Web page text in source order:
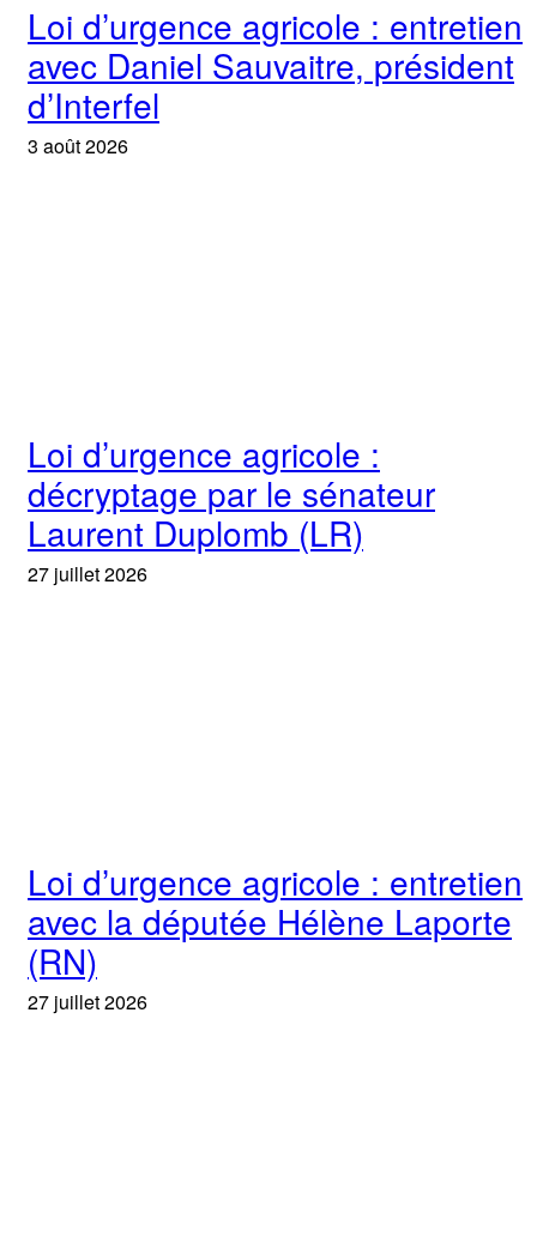
Loi d’urgence agricole : entretien
avec Daniel Sauvaitre, président
d’Interfel
3 août 2026
Loi d’urgence agricole :
décryptage par le sénateur
Laurent Duplomb (LR)
27 juillet 2026
Loi d’urgence agricole : entretien
avec la députée Hélène Laporte
(RN)
27 juillet 2026